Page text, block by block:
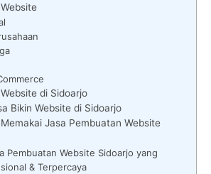
di Sidoarjo
Bikin Website di Sidoarjo
Jasa Pembuatan Website
Pembuatan Website Sidoarjo yang
& Terpercaya